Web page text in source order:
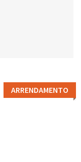
ARRENDAMENTO